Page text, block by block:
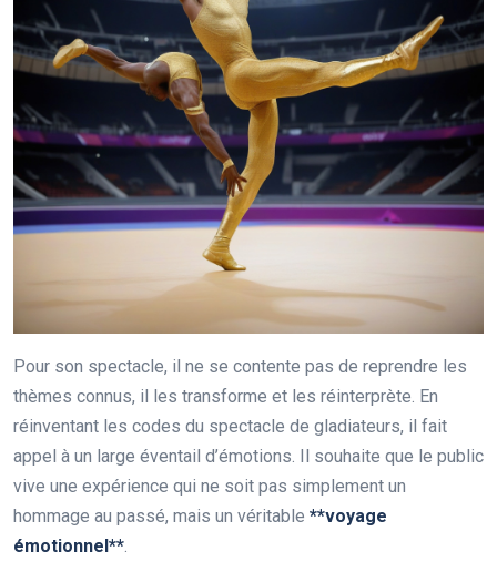
Pour son spectacle, il ne se contente pas de reprendre les
thèmes connus, il les transforme et les réinterprète. En
réinventant les codes du spectacle de gladiateurs, il fait
appel à un large éventail d’émotions. Il souhaite que le public
vive une expérience qui ne soit pas simplement un
hommage au passé, mais un véritable **voyage
émotionnel**.